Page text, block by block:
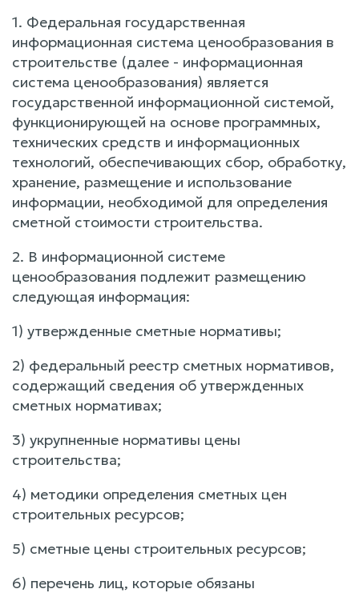
1. Федеральная государственная
информационная система ценообразования в
строительстве (далее - информационная
система ценообразования) является
государственной информационной системой,
функционирующей на основе программных,
технических средств и информационных
технологий, обеспечивающих сбор, обработку,
хранение, размещение и использование
информации, необходимой для определения
сметной стоимости строительства.
2. В информационной системе
ценообразования подлежит размещению
следующая информация:
1) утвержденные сметные нормативы;
2) федеральный реестр сметных нормативов,
содержащий сведения об утвержденных
сметных нормативах;
3) укрупненные нормативы цены
строительства;
4) методики определения сметных цен
строительных ресурсов;
5) сметные цены строительных ресурсов;
6) перечень лиц, которые обязаны